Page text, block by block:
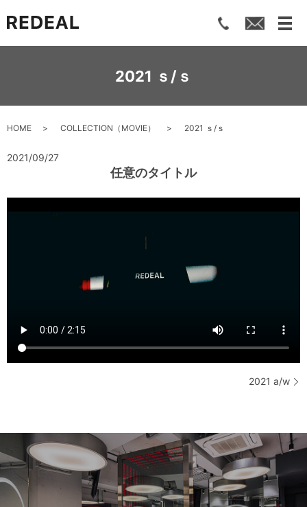
メ
2021 ｓ/ｓ
HOME COLLECTION（MOVIE） 2021 ｓ/ｓ
2021/09/27
任意のタイトル
2021 a/w